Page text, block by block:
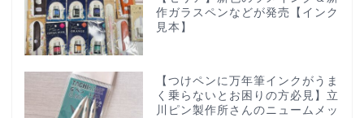
作ガラスペンなどが発売【インク
見本】
【つけペンに万年筆インクがうま
く乗らないとお困りの方必見】立
川ピン製作所さんのニュームメッ